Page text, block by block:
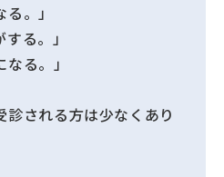
。」
る。」
る。」
診される方は少なくあり